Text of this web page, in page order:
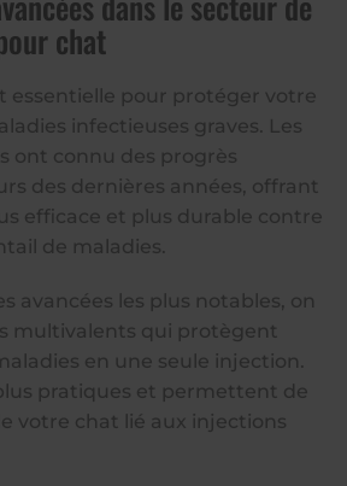
chat
essentielle pour protéger votre
infectieuses graves. Les
ont connu des progrès
des dernières années, offrant
efficace et plus durable contre
de maladies.
avancées les plus notables, on
multivalents qui protègent
en une seule injection.
pratiques et permettent de
votre chat lié aux injections